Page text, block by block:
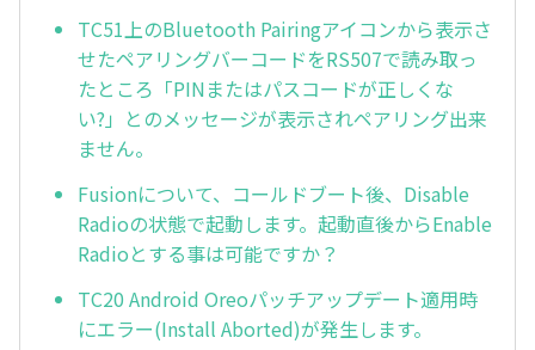
TC51上のBluetooth Pairingアイコンから表示さ
せたペアリングバーコードをRS507で読み取っ
たところ「PINまたはパスコードが正しくな
い?」とのメッセージが表示されペアリング出来
ません。
Fusionについて、コールドブート後、Disable
Radioの状態で起動します。起動直後からEnable
Radioとする事は可能ですか？
TC20 Android Oreoパッチアップデート適用時
にエラー(Install Aborted)が発生します。